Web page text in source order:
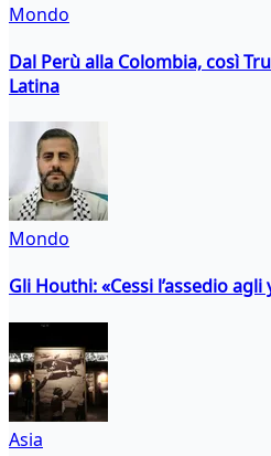
Mondo
Dal Perù alla Colombia, così
Latina
Mondo
Gli Houthi: «Cessi l’assedio
Asia